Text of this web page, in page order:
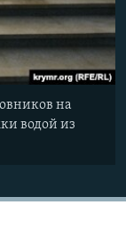
на
водой из